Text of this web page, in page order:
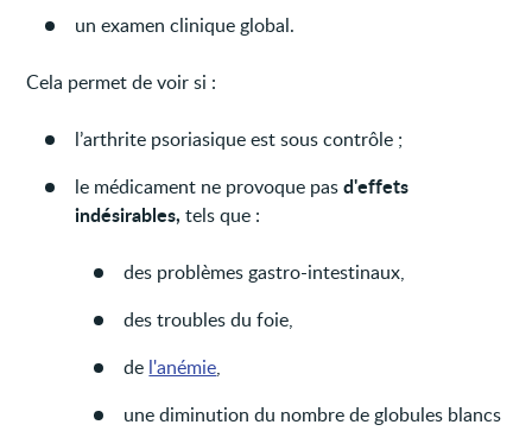
un examen clinique global.
Cela permet de voir si :
l’arthrite psoriasique est sous contrôle ;
le médicament ne provoque pasd'effets
indésirables, tels que :
des problèmes gastro-intestinaux,
des troubles du foie,
de l'anémie,
une diminution du nombre de globules blancs